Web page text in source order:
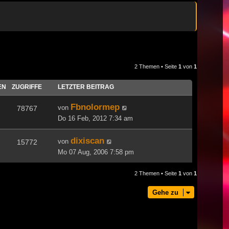
2 Themen • Seite 1 von 1
ZUGRIFFE LETZTER BEITRAG
78767 von Fbnolormep
Do 16 Feb, 2012 7:34 am
15772 von dixiscan
Mo 07 Aug, 2006 7:58 pm
2 Themen • Seite 1 von 1
Gehe zu